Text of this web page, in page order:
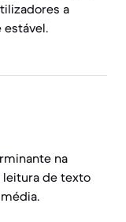
a
na
leitura de texto